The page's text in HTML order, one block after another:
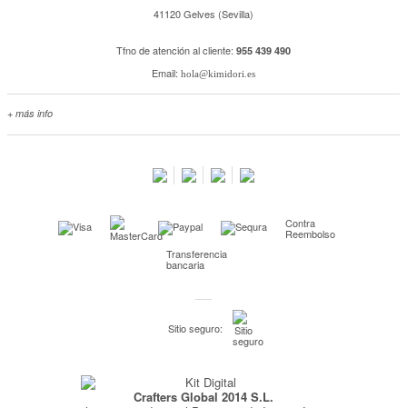
41120 Gelves (Sevilla)
Tfno de atención al cliente: 955 439 490
Email: hola@kimidori.es
+ más info
Kimidori PRINT, nuestro servicio de impresión de fotos
Pago seguro y financiación
Contra
Reembolso
Transferencia
bancaria
Sitio seguro:
Crafters Global 2014 S.L.